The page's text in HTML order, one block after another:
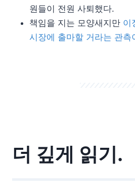
원들이 전원 사퇴했다.
책임을 지는 모양새지만 이
시장에 출마할 거라는 관측
더 깊게 읽기.